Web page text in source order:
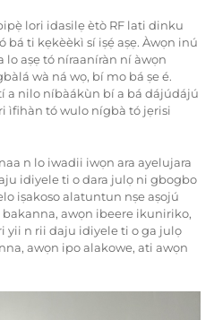
lori idasilẹ ètò RF lati dinku
bá ti kẹkèèkì sí iṣẹ́ aṣẹ. Àwọn inú
aṣẹ tó níraaníràn ní àwọn
wà ná wọ, bí mo bá ṣe é.
a nilo níbàákùn bí a bá dájúdájú
ìfihàn tó wulo nígbà tó jẹrisi
n lo iwadii iwọn ara ayelujara
idiyele ti o dara julọ ni gbogbo
iṣakoso alatuntun nṣe aṣojú
awọn ibeere ikuniriko,
yii n rii daju idiyele ti o ga julọ
awọn ipo alakowe, ati awọn